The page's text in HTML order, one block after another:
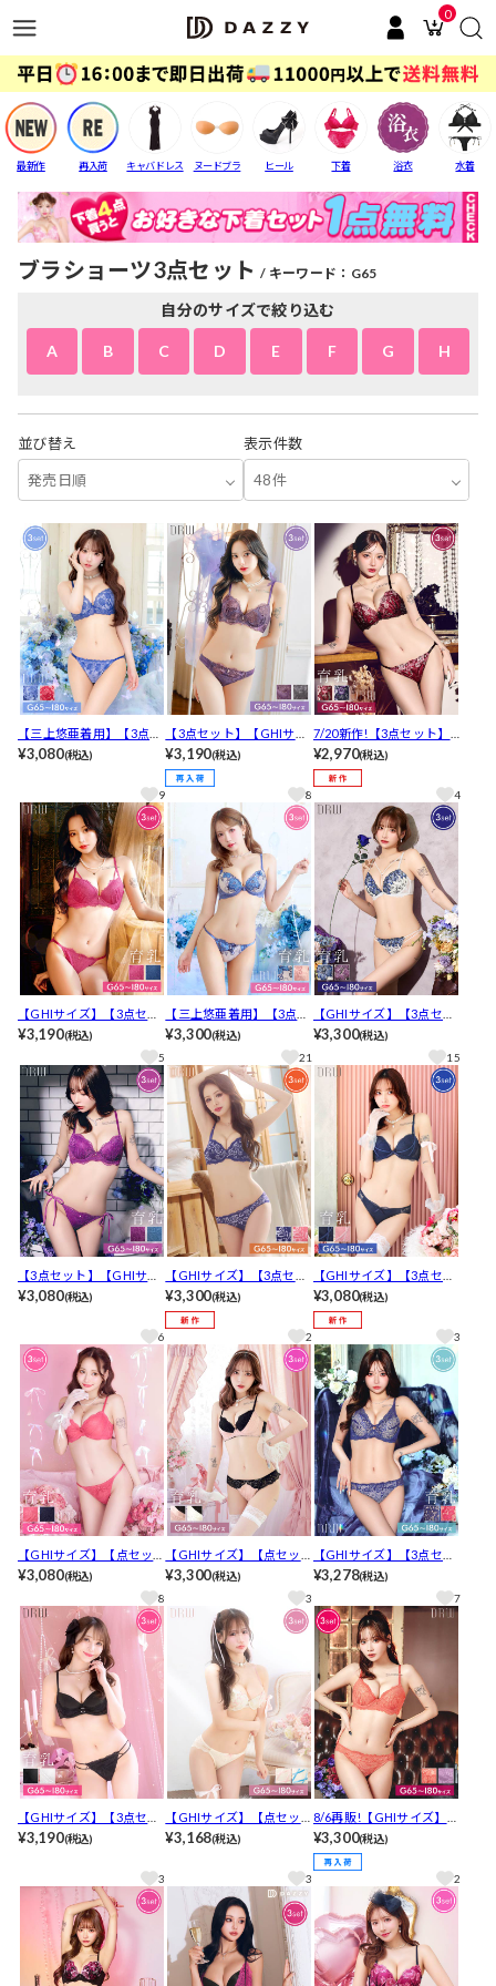
0
最新作 再入荷 キャバドレス ヌードブラ ヒール 下着 浴衣 水着
ブラショーツ3点セット キーワード：G65
自分のサイズで絞り込む
A B C D E F G H
並び替え
発売日順
表示件数
48件
【三上悠亜着用】【3点セ
ット】【GHIサイズ】ク
ブラジャー&フルバック&
Tバックショーツ[推し]
¥3,080(税込)
9
【3点セット】【GHIサイ
ズ】チュールリボンエン
ブロイダリーブラジャー&
フルバックショーツ&Tバ
ックショーツ[人気]
¥3,190(税込)
8
7/20新作!【3点セット】
【GHIサイズ】クラシッ
クローズ育乳脇高ブラジ
ャー&フルバック&Tバッ
クショーツ[推し]
¥2,970(税込)
4
【GHIサイズ】【3点セッ
ト】ディープアイラッシ
ュレース育乳脇高ブラジ
ャー&フルバック&Tバッ
クショーツ
¥3,190(税込)
5
【三上悠亜着用】【3点セ
ット】【GHIサイズ】ロ
ーズブロッサムレース育
乳ブラジャー&バック透け
フルバック&Tバックショ
ーツ[推し]
¥3,300(税込)
21
【GHIサイズ】【3点セッ
ト】グロリアスブルーム
コード育乳脇高ブラジャ
ー&フルバック&Tバック
ショーツ[推し]
¥3,300(税込)
15
【3点セット】【GHIサイ
ズ】ディープフローラル
ー&サイド紐フルバック&
Tバックショーツ[推し]
¥3,080(税込)
6
【GHIサイズ】【3点セッ
ト】カシュクールフラワ
ーレーシィブラジャー&バ
ック透けフルバック&Tバ
ックショーツ[推し]
¥3,300(税込)
2
【GHIサイズ】【3点セッ
ト】ワンカラーコード育
乳脇高ブラジャー&バック
透けフルバック&Tバック
ショーツ[推し]
¥3,080(税込)
3
【GHIサイズ】【点セッ
ト】ロマンティックリボ
ンレース育乳脇高ブラジ
ャー&バック透けフルバッ
ク&Tバックショーツ[推
¥3,080(税込)
8
【GHIサイズ】【点セッ
ト】エレガントサテンレ
ース育乳脇高ブラジャー&
バック透けフルバック&T
バックショーツ[推し]
¥3,300(税込)
3
【GHIサイズ】【3点セッ
ト】アリュールレースコ
ード育乳脇高ブラジャー&
バック透けフルバック&T
バックショーツ[推し]
¥3,278(税込)
7
【GHIサイズ】【3点セッ
ト】【かとゆり着用】リ
脇高ブラジャー&フルバッ
ク&Tバックショーツ[推
¥3,190(税込)
3
【GHIサイズ】【点セッ
ト】ガーリーリボンレー
ク透けフルバック&Tバッ
クショーツ[推し]
¥3,168(税込)
3
8/6再販!【GHIサイズ】
【3点セット】リボンコー
ドレーシィブラジャー&バ
ック透けフルバック&Tバ
ックショーツ[推し]
¥3,300(税込)
2